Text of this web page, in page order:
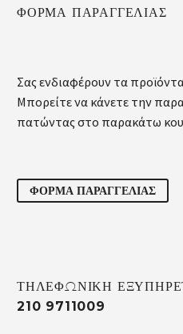
ΦΟΡΜΑ ΠΑΡΑΓΓΕΛΙΑΣ
Σας ενδιαφέρουν τα
Μπορείτε να κάνετε την
πατώντας στο παρακάτω
ΦΟΡΜΑ ΠΑΡΑΓΓΕΛΙΑΣ
ΤΗΛΕΦΩΝΙΚΗ
210 9711009